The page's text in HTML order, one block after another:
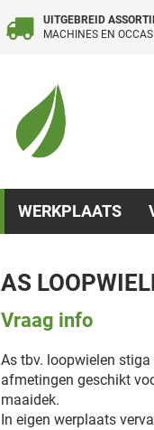
UITGEBREID
MACHINES EN
WERKPLAATS
AS
Vraag info
As tbv. loopwielen
afmetingen geschikt
maaidek.
In eigen werplaats